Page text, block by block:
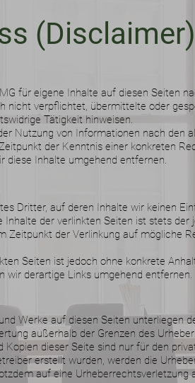
(Disclaimer)
für eigene Inhalte auf diesen Seiten
nicht verpflichtet, übermittelte oder
Tätigkeit hinweisen.
Nutzung von Informationen nach den
der Kenntnis einer konkreten
diese Inhalte umgehend entfernen.
Dritter, auf deren Inhalte wir keinen
der verlinkten Seiten ist stets
Zeitpunkt der Verlinkung auf mögliche
Seiten ist jedoch ohne konkrete
wir derartige Links umgehend entfernen.
Werke auf diesen Seiten unterliegen
außerhalb der Grenzen des
Kopien dieser Seite sind nur für den
erstellt wurden, werden die
auf eine